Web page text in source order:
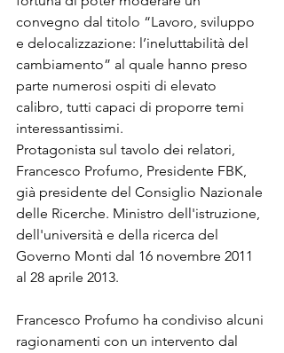
convegno dal titolo “Lavoro, sviluppo
e delocalizzazione: l’ineluttabilità del
cambiamento” al quale hanno preso
parte numerosi ospiti di elevato
calibro, tutti capaci di proporre temi
interessantissimi.
Protagonista sul tavolo dei relatori,
Francesco Profumo, Presidente FBK,
già presidente del Consiglio Nazionale
delle Ricerche. Ministro dell'istruzione,
dell'università e della ricerca del
Governo Monti dal 16 novembre 2011
al 28 aprile 2013.
Francesco Profumo ha condiviso alcuni
ragionamenti con un intervento dal